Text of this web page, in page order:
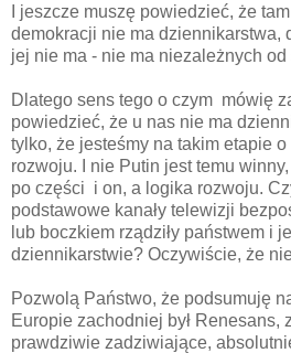
I jeszcze muszę powiedzieć, że
demokracji nie ma dziennikarstwa,
jej nie ma - nie ma niezależnych od
Dlatego sens tego o czym mówię
powiedzieć, że u nas nie ma
tylko, że jesteśmy na takim etapie
rozwoju. I nie Putin jest temu
po części i on, a logika rozwoju.
podstawowe kanały telewizji
lub boczkiem rządziły państwem i
dziennikarstwie? Oczywiście, że
Pozwolą Państwo, że podsumuję
Europie zachodniej był Renesans,
prawdziwie zadziwiające,